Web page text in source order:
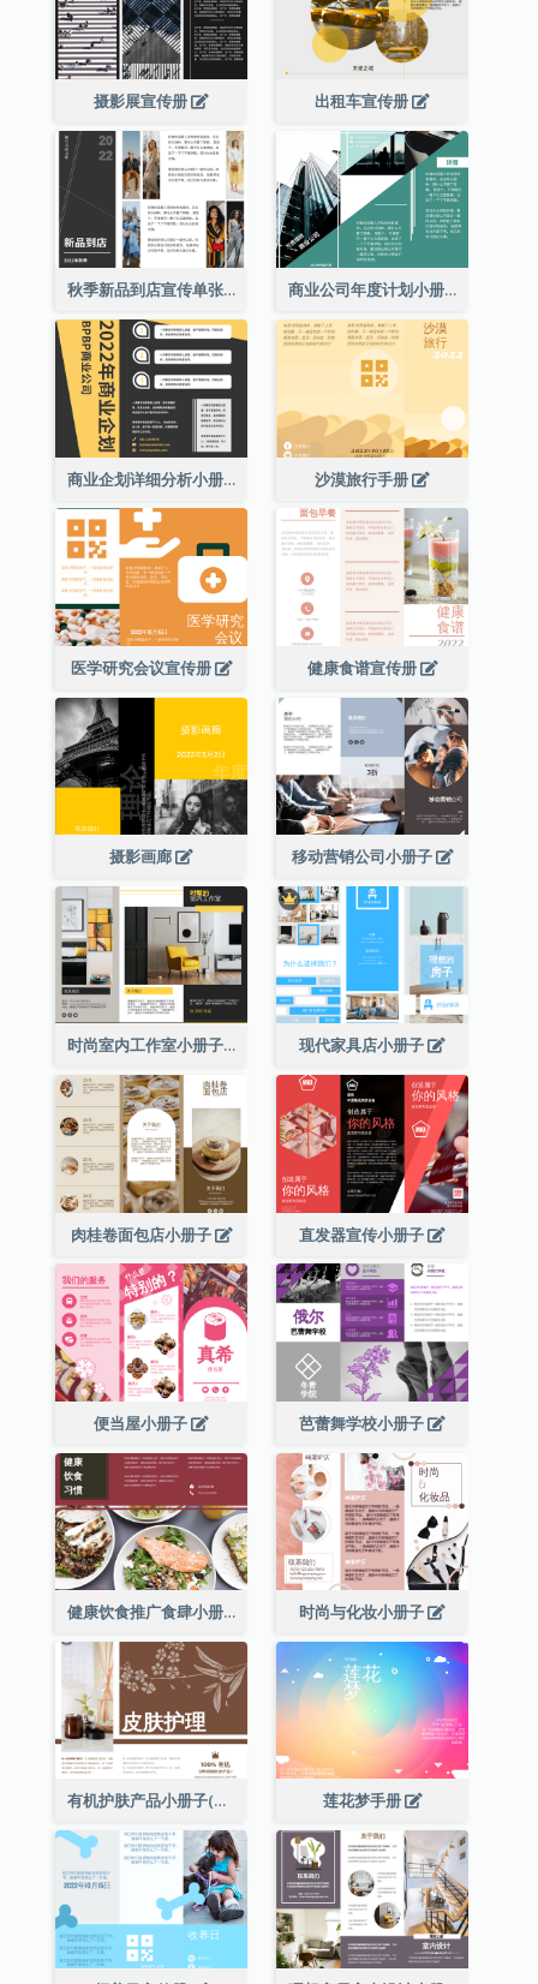
摄影展宣传册 出租车宣传册
秋季新品到店宣传单张(附图) 商业公司年度计划小册子
商业企划详细分析小册子 沙漠旅行手册
医学研究会议宣传册 健康食谱宣传册
摄影画廊 移动营销公司小册子
时尚室内工作室小册子 现代家具店小册子
肉桂卷面包店小册子 直发器宣传小册子
便当屋小册子 芭蕾舞学校小册子
健康饮食推广食肆小册子 时尚与化妆小册子
有机护肤产品小册子(附详细信息) 莲花梦手册